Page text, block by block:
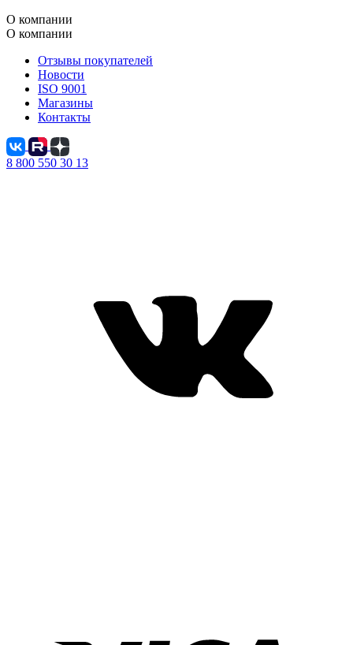
О компании
О компании
Отзывы покупателей
Новости
ISO 9001
Магазины
Контакты
8 800 550 30 13